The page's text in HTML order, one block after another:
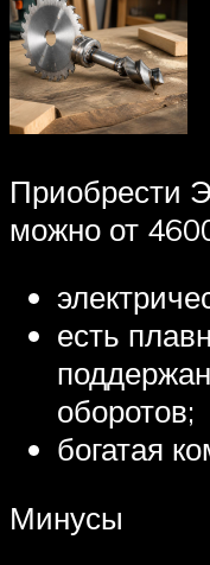
Приобрести
можно от
есть
оборотов;
богатая
Минусы